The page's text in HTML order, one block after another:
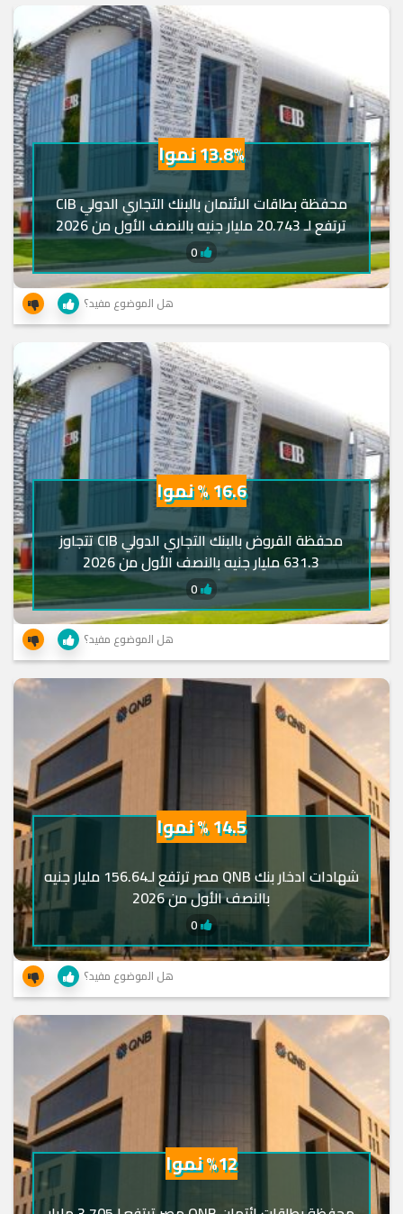
13.8% نموا
محفظة بطاقات الائتمان بالبنك التجاري الدولي CIB
ترتفع لـ 20.743 مليار جنيه بالنصف الأول من 2026
هل الموضوع مفيد؟
16.6 % نموا
محفظة القروض بالبنك التجاري الدولي CIB تتجاوز
631.3 مليار جنيه بالنصف الأول من 2026
هل الموضوع مفيد؟
14.5 % نموا
شهادات ادخار بنك QNB مصر ترتفع لـ156.64 مليار جنيه
بالنصف الأول من 2026
هل الموضوع مفيد؟
%12 نموا